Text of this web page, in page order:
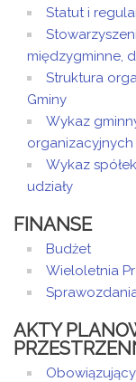
Statut i
międzygminne,
Struktura
Gminy
Wykaz
organizacyjnych
Wykaz
udziały
FINANSE
Budżet
Wieloletnia
AKTY